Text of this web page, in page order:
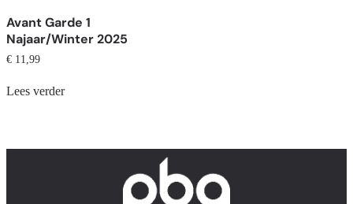
Avant Garde 1
Najaar/Winter 2025
€ 11,99
Lees verder